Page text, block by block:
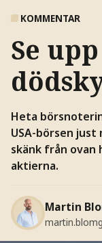
KOMMENTAR
Se
Heta
USA-börsen just
skänk från
aktierna.
Martin